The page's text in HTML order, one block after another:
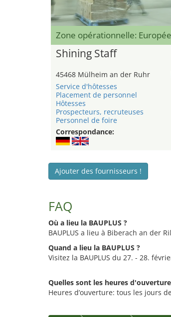
Zone opérationnelle:
Shining Staff
45468 Mülheim an der Ruhr
Service d'hôtesses
Placement de personnel
Hôtesses
Prospecteurs, recruteuses
Personnel de foire
Correspondance:
Ajouter des fournisseurs !
FAQ
Où a lieu la BAUPLUS ?
BAUPLUS a lieu à Biberach an der
Quand a lieu la BAUPLUS ?
Visitez la BAUPLUS du 27. - 28.
Quelles sont les heures
Heures d’ouverture: tous les jours